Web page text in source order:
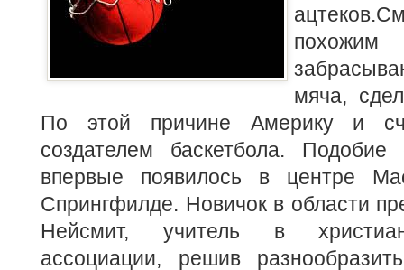
мяча,
По этой причине Америку и
создателем баскетбола.
впервые появилось в центре
Спрингфилде. Новичок в области
Нейсмит, учитель в
ассоциации, решив